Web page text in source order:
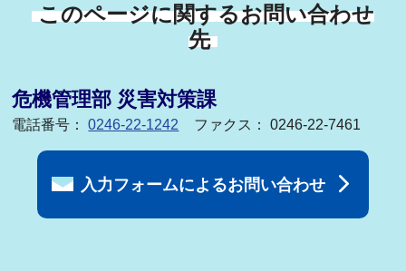
このページに関するお問い合わせ
先
危機管理部 災害対策課
電話番号：0246-22-1242 ファクス： 0246-22-7461
入力フォームによるお問い合わせ